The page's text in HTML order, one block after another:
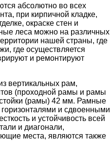
абсолютно во всех
при кирпичной кладке,
окраске стен и
леса можно на различных
нашей страны, где
где осуществляется
и ремонтируют
вертикальных рам,
(проходной рамы и рамы
(рамы) 42 мм. Рамные
и сдвоенными
и устойчивость всей
и диагонали,
места, являются также